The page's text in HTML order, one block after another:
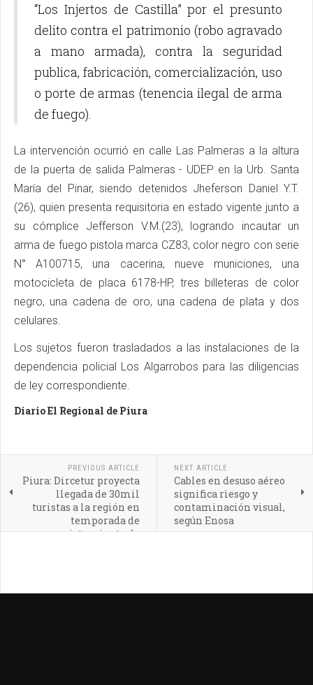
“Los Injertos de Castilla” por el presunto
delito contra el patrimonio (robo agravado
a mano armada), contra la seguridad
publica, fabricación, comercialización, uso
o porte de armas (tenencia ilegal de arma
de fuego).
La intervención ocurrió en calle Las Palmeras a la altura
de la puerta de salida Palmeras - UDEP en la Urb. Santa
María del Pinar, siendo detenidos Jheferson Daniel Y.T.
(26), quien presenta requisitoria en estado vigente junto a
su cómplice Jefferson V.M.(23), logrando incautar un
arma de fuego pistola marca CZ83, color negro con serie
N° A100715, una cacerina, nueve municiones, una
motocicleta de placa 6178-HP, tres billeteras de color
negro, una cadena de oro, una cadena de plata y dos
celulares.
Los sujetos fueron trasladados a las instalaciones de la
dependencia policial Los Algarrobos para las diligencias
de ley correspondiente.
Diario El Regional de Piura
PREVIOUS ARTICLE
Piura: Dircetur proyecta
llegada de 30mil
turistas a la región en
temporada de
avistamiento de
NEXT ARTICLE
Cables en desuso aéreo
significa riesgo y
contaminación visual,
según Enosa